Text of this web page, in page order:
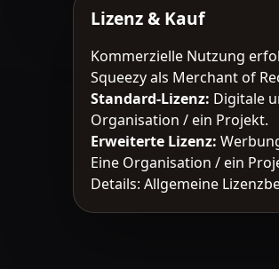
Lizenz & Kauf
Kommerzielle Nutzung
Squeezy als Merchant of
Standard-Lizenz: Digitale
Organisation / ein Projekt.
Erweiterte Lizenz:
Eine Organisation / ein
Details:Allgemeine